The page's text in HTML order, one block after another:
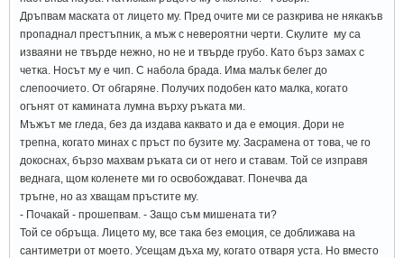
Дръпвам маската от лицето му. Пред очите ми се разкрива не някакъв
пропаднал престъпник, а мъж с невероятни черти. Скулите му са
изваяни не твърде нежно, но не и твърде грубо. Като бърз замах с
четка. Носът му е чип. С набола брада. Има малък белег до
слепоочието. От обгаряне. Получих подобен като малка, когато
огънят от камината лумна върху ръката ми.
Мъжът ме гледа, без да издава каквато и да е емоция. Дори не
трепна, когато минах с пръст по бузите му. Засрамена от това, че го
докоснах, бързо махвам ръката си от него и ставам. Той се изправя
веднага, щом коленете ми го освобождават. Понечва да
тръгне, но аз хващам пръстите му.
- Почакай - прошепвам. - Защо съм мишената ти?
Той се обръща. Лицето му, все така без емоция, се доближава на
сантиметри от моето. Усещам дъха му, когато отваря уста. Но вместо